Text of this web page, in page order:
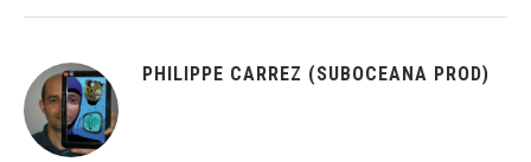
PHILIPPE CARREZ (SUBOCEANA PROD)